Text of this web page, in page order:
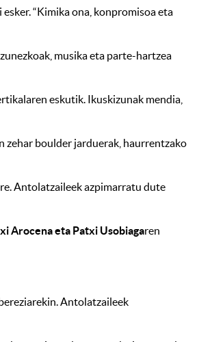
“Kimika ona, konpromisoa eta
musika eta parte-hartzea
eskutik. Ikuskizunak mendia,
zehar boulder jarduerak, haurrentzako
Antolatzaileek azpimarratu dute
Arocena eta Patxi Usobiagaren
Antolatzaileek